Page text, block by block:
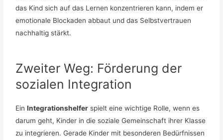
das Kind sich auf das Lernen konzentrieren kann, indem er
emotionale Blockaden abbaut und das Selbstvertrauen
nachhaltig stärkt.
Zweiter Weg: Förderung der
sozialen Integration
EinIntegrationshelfer spielt eine wichtige Rolle, wenn es
darum geht, Kinder in die soziale Gemeinschaft ihrer Klasse
zu integrieren. Gerade Kinder mit besonderen Bedürfnissen